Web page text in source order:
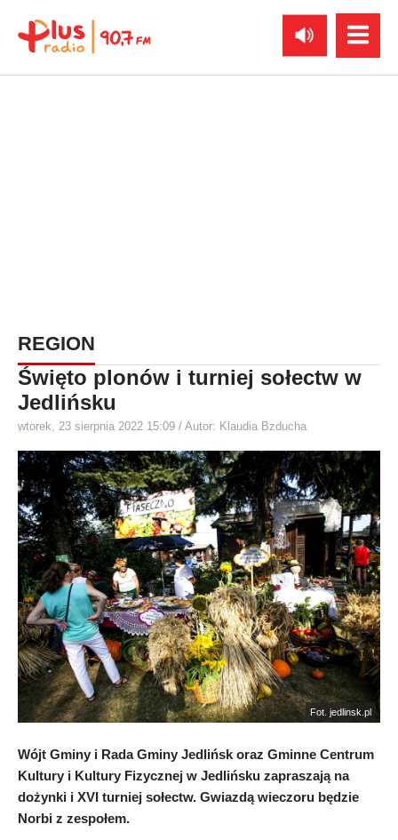
REGION
Święto plonów i turniej sołectw w
Jedlińsku
wtorek, 23 sierpnia 2022 15:09 / Autor: Klaudia Bzducha
Fot. jedlinsk.pl
Wójt Gminy i Rada Gminy Jedlińsk oraz Gminne Centrum
Kultury i Kultury Fizycznej w Jedlińsku zapraszają na
dożynki i XVI turniej sołectw. Gwiazdą wieczoru będzie
Norbi z zespołem.